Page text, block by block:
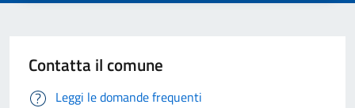
Contatta il comune
Leggi le domande frequenti